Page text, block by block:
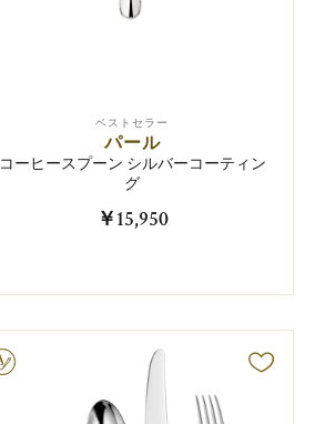
ベストセラー
パール
コーヒースプーン シルバーコーティン
グ
￥15,950